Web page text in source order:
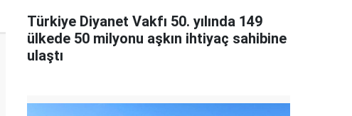
Türkiye Diyanet Vakfı 50. yılında 149
ülkede 50 milyonu aşkın ihtiyaç sahibine
ulaştı